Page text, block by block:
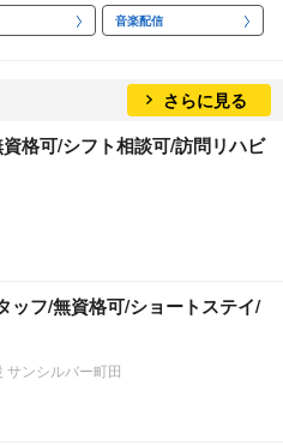
音楽配信
さらに見る
格可/シフト相談可/訪問リハビ
ッフ/無資格可/ショートステイ/
サンシルバー町田